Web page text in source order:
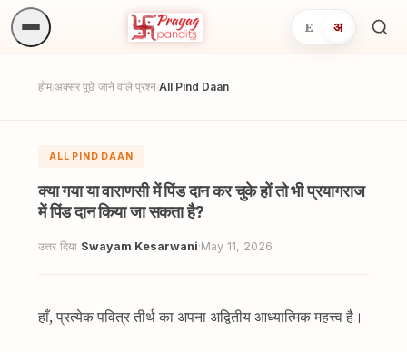
E अ
होम/अक्सर पूछे जाने वाले प्रश्न/All Pind Daan
ALL PIND DAAN
क्या गया या वाराणसी में पिंड दान कर चुके हों तो भी प्रयागराज
में पिंड दान किया जा सकता है?
उत्तर दिया Swayam Kesarwani·May 11, 2026
हाँ, प्रत्येक पवित्र तीर्थ का अपना अद्वितीय आध्यात्मिक महत्त्व है।